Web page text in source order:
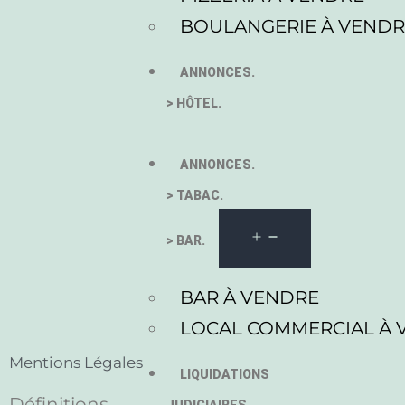
BOULANGERIE À
ANNONCES.
> HÔTEL.
ANNONCES.
> TABAC.
> BAR.
BAR À VENDRE
LOCAL COMMERCIAL À
LIQUIDATIONS
Mentions Légales